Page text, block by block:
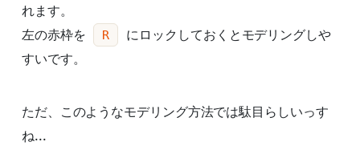
れます。
左の赤枠を
R
にロックしておくとモデリングしや
すいです。
ただ、このようなモデリング方法では駄目らしいっす
ね...